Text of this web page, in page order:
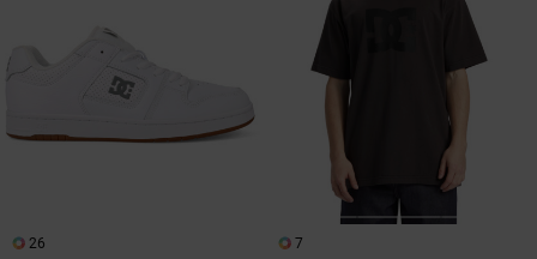
26 7